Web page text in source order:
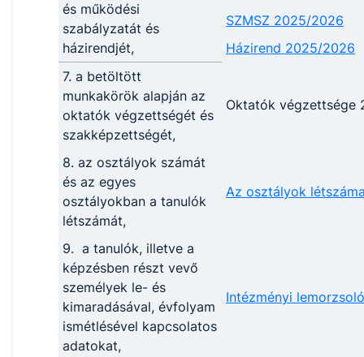
és működési
szabályzatát és
házirendjét,
SZMSZ 2025/2026
Házirend 2025/2026
7. a betöltött
munkakörök alapján az
oktatók végzettségét és
szakképzettségét,
Oktatók végzettsége
8. az osztályok számát
és az egyes
osztályokban a tanulók
létszámát,
Az osztályok
9. a tanulók, illetve a
képzésben részt vevő
személyek le- és
kimaradásával, évfolyam
ismétlésével kapcsolatos
adatokat,
Intézményi